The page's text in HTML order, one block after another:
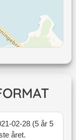
02-28(5 år 5
året.